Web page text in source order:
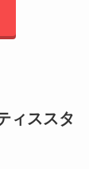
ィススタ